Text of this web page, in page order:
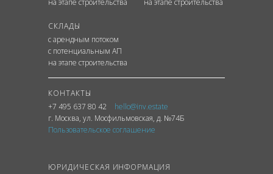
СКЛАДЫ
с арендным потоком
с потенциальным АП
на этапе строительства
КОНТАКТЫ
+7 495 637 80 42
hello@inv.estate
г. Москва, ул. Мосфильмовская, д. №74Б
Пользовательское соглашение
ЮРИДИЧЕСКАЯ ИНФОРМАЦИЯ